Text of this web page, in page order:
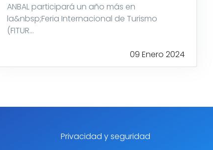
ANBAL participará un año más en
la&nbsp;Feria Internacional de Turismo
(FITUR...
09 Enero 2024
Privacidad y seguridad